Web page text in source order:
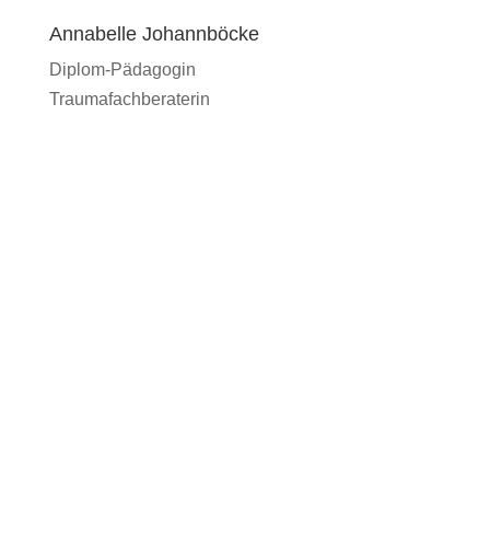
Annabelle Johannböcke
Diplom-Pädagogin
Traumafachberaterin